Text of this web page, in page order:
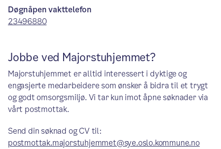
Døgnåpen vakttelefon
23496880
Jobbe ved Majorstuhjemmet?
Majorstuhjemmet er alltid interessert i dyktige og
engasjerte medarbeidere som ønsker å bidra til et trygt
og godt omsorgsmiljø. Vi tar kun imot åpne søknader via
vårt postmottak.
Send din søknad og CV til:
postmottak.majorstuhjemmet@sye.oslo.kommune.no